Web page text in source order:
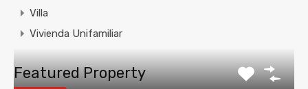
Villa
Vivienda Unifamiliar
Featured Property